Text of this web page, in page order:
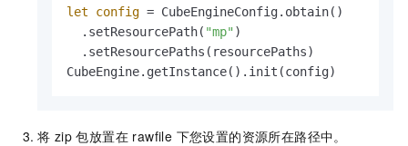
let
config = CubeEngineConfig.obtain()
  .setResourcePath(
"mp" )
  .setResourcePaths(resourcePaths)
CubeEngine.getInstance().init(config)
将 zip 包放置在 rawfile 下您设置的资源所在路径中。